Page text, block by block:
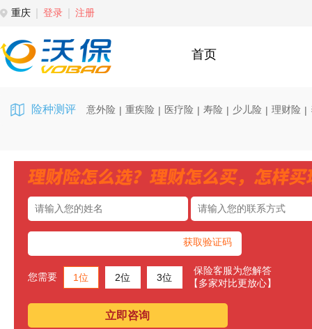
重庆 登录 注册
首页
险种测评 意外险 | 重疾险 | 医疗险 | 寿险 | 少儿险 | 理财险 |
获取验证码
您需要 1位 2位 3位
保险客服为您解答
【多家对比更放心】
立即咨询